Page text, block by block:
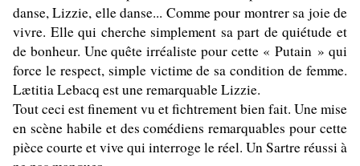
danse, Lizzie, elle danse... Comme pour montrer sa joie de
vivre. Elle qui cherche simplement sa part de quiétude et
de bonheur. Une quête irréaliste pour cette « Putain » qui
force le respect, simple victime de sa condition de femme.
Lætitia Lebacq est une remarquable Lizzie.
Tout ceci est finement vu et fichtrement bien fait. Une mise
en scène habile et des comédiens remarquables pour cette
pièce courte et vive qui interroge le réel. Un Sartre réussi à